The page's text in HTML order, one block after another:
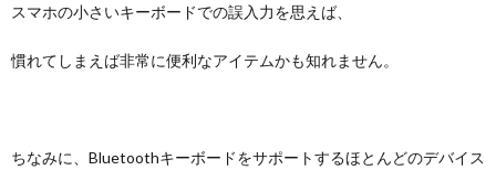
スマホの小さいキーボードでの誤入力を思えば、
慣れてしまえば非常に便利なアイテムかも知れません。
ちなみに、Bluetoothキーボードをサポートするほとんどのデバイス